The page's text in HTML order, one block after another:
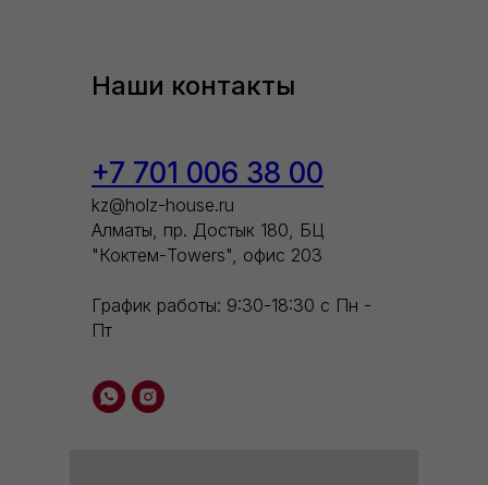
Наши контакты
+7 701 006 38 00
kz@holz-house.ru
Алматы, пр. Достык 180, БЦ
"Коктем-Towers", офис 203
График работы: 9:30-18:30 с Пн -
Пт